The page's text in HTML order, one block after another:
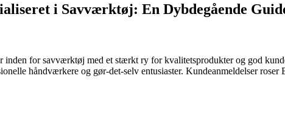
i Savværktøj: En Dybdegående
inden for savværktøj med et stærkt ry for kvalitetsprodukter og god
håndværkere og gør-det-selv entusiaster. Kundeanmeldelser